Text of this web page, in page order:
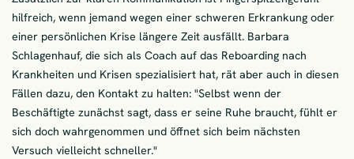
hilfreich, wenn jemand wegen einer schweren Erkrankung oder
einer persönlichen Krise längere Zeit ausfällt. Barbara
Schlagenhauf, die sich als Coach auf das Reboarding nach
Krankheiten und Krisen spezialisiert hat, rät aber auch in diesen
Fällen dazu, den Kontakt zu halten: "Selbst wenn der
Beschäftigte zunächst sagt, dass er seine Ruhe braucht, fühlt er
sich doch wahrgenommen und öffnet sich beim nächsten
Versuch vielleicht schneller."